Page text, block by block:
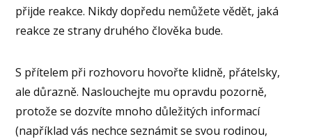
přijde reakce. Nikdy dopředu nemůžete vědět, jaká
reakce ze strany druhého člověka bude.
S přítelem při rozhovoru hovořte klidně, přátelsky,
ale důrazně. Naslouchejte mu opravdu pozorně,
protože se dozvíte mnoho důležitých informací
(například vás nechce seznámit se svou rodinou,